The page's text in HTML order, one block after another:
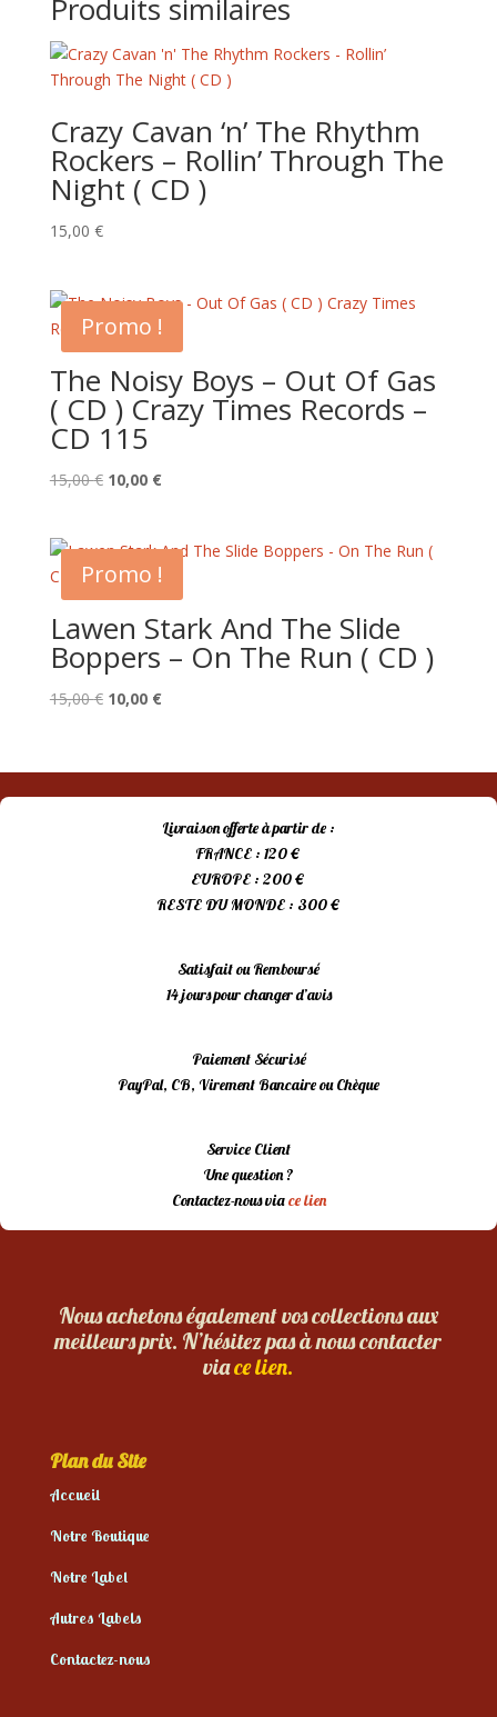
Produits similaires
Crazy Cavan ‘n’ The Rhythm
Rockers – Rollin’ Through The
Night ( CD )
15,00 €
Promo !
The Noisy Boys – Out Of Gas
( CD ) Crazy Times Records –
CD 115
15,00€ Le
était :
15,00 €.
10,00 €Le
est :
10,00 €.
Promo !
Lawen Stark And The Slide
Boppers – On The Run ( CD )
15,00€ Le
était :
15,00 €.
10,00 €Le
est :
10,00 €.
Livraison offerte à partir de :
FRANCE : 120 €
EUROPE : 200 €
RESTE DU MONDE : 300 €
Satisfait ou Remboursé
14 jours pour changer d’avis
Paiement Sécurisé
PayPal, CB, Virement Bancaire ou Chèque
Service Client
Une question ?
Contactez-nous viace lien
Nous achetons également vos collections aux
meilleurs prix. N’hésitez pas à nous contacter
viace lien.
Plan du Site
Accueil
Notre Boutique
Notre Label
Autres Labels
Contactez-nous